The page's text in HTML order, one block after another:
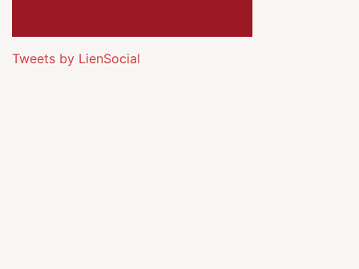
Tweets by LienSocial